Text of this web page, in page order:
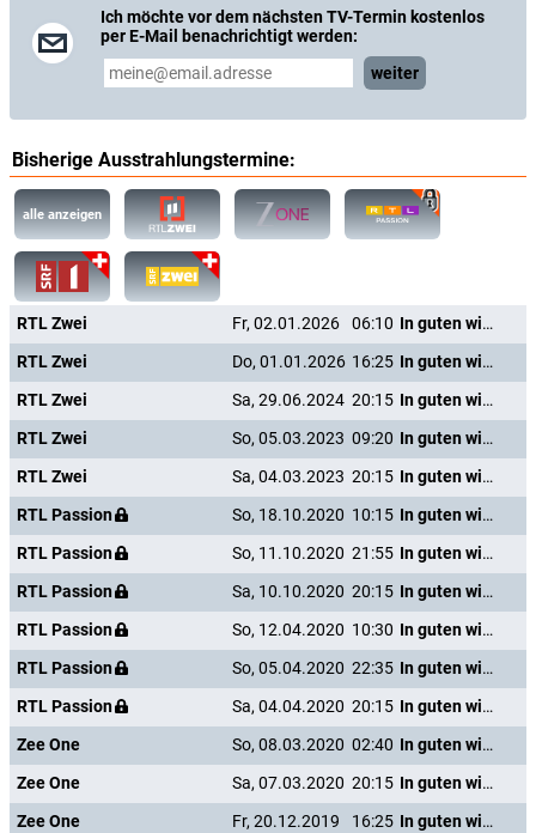
Ich möchte vor dem nächsten TV-Termin kostenlos
per E-Mail benachrichtigt werden:
weiter
Bisherige Ausstrahlungstermine:
alle anzeigen
RTL Zwei Fr, 02.01.2026 06:10
In guten wie in schweren Tagen
RTL Zwei
Do, 01.01.2026 16:25
In guten wie in schweren Tagen
RTL Zwei
Sa, 29.06.2024 20:15
In guten wie in schweren Tagen
RTL Zwei
So, 05.03.2023 09:20
In guten wie in schweren Tagen
RTL Zwei
Sa, 04.03.2023 20:15
In guten wie in schweren Tagen
RTL Passion
So, 18.10.2020 10:15
In guten wie in schweren Tagen
RTL Passion
So, 11.10.2020 21:55
In guten wie in schweren Tagen
RTL Passion
Sa, 10.10.2020 20:15
In guten wie in schweren Tagen
RTL Passion
So, 12.04.2020 10:30
In guten wie in schweren Tagen
RTL Passion
So, 05.04.2020 22:35
In guten wie in schweren Tagen
RTL Passion
Sa, 04.04.2020 20:15
In guten wie in schweren Tagen
Zee One
So, 08.03.2020 02:40
In guten wie in schweren Tagen
Zee One
Sa, 07.03.2020 20:15
In guten wie in schweren Tagen
Zee One
Fr, 20.12.2019 16:25
In guten wie in schweren Tagen